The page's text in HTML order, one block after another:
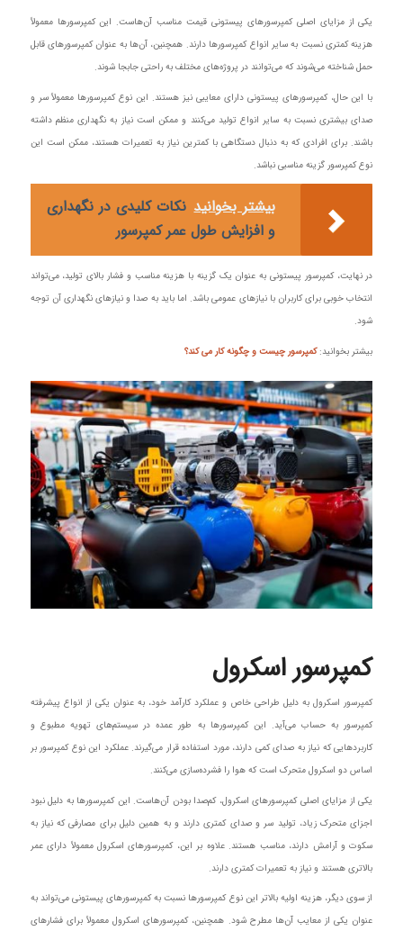
یکی از مزایای اصلی کمپرسورهای پیستونی قیمت مناسب آن‌هاست. این کمپرسورها معمولاً
هزینه کمتری نسبت به سایر انواع کمپرسورها دارند. همچنین، آن‌ها به عنوان کمپرسورهای قابل
حمل شناخته می‌شوند که می‌توانند در پروژه‌های مختلف به راحتی جابجا شوند.
با این حال، کمپرسورهای پیستونی دارای معایبی نیز هستند. این نوع کمپرسورها معمولاً سر و
صدای بیشتری نسبت به سایر انواع تولید می‌کنند و ممکن است نیاز به نگهداری منظم داشته
باشند. برای افرادی که به دنبال دستگاهی با کمترین نیاز به تعمیرات هستند، ممکن است این
نوع کمپرسور گزینه مناسبی نباشد.
بیشتر بخوانید نکات کلیدی در نگهداری
و افزایش طول عمر کمپرسور
در نهایت، کمپرسور پیستونی به عنوان یک گزینه با هزینه مناسب و فشار بالای تولید، می‌تواند
انتخاب خوبی برای کاربران با نیازهای عمومی باشد. اما باید به صدا و نیازهای نگهداری آن توجه
شود.
بیشتر بخوانید:کمپرسور چیست و چگونه کار می کند؟
کمپرسور اسکرول
کمپرسور اسکرول به دلیل طراحی خاص و عملکرد کارآمد خود، به عنوان یکی از انواع پیشرفته
کمپرسور به حساب می‌آید. این کمپرسورها به طور عمده در سیستم‌های تهویه مطبوع و
کاربردهایی که نیاز به صدای کمی دارند، مورد استفاده قرار می‌گیرند. عملکرد این نوع کمپرسور بر
اساس دو اسکرول متحرک است که هوا را فشرده‌سازی می‌کنند.
یکی از مزایای اصلی کمپرسورهای اسکرول، کم‌صدا بودن آن‌هاست. این کمپرسورها به دلیل نبود
اجزای متحرک زیاد، تولید سر و صدای کمتری دارند و به همین دلیل برای مصارفی که نیاز به
سکوت و آرامش دارند، مناسب هستند. علاوه بر این، کمپرسورهای اسکرول معمولاً دارای عمر
بالاتری هستند و نیاز به تعمیرات کمتری دارند.
از سوی دیگر، هزینه اولیه بالاتر این نوع کمپرسورها نسبت به کمپرسورهای پیستونی می‌تواند به
عنوان یکی از معایب آن‌ها مطرح شود. همچنین، کمپرسورهای اسکرول معمولاً برای فشارهای